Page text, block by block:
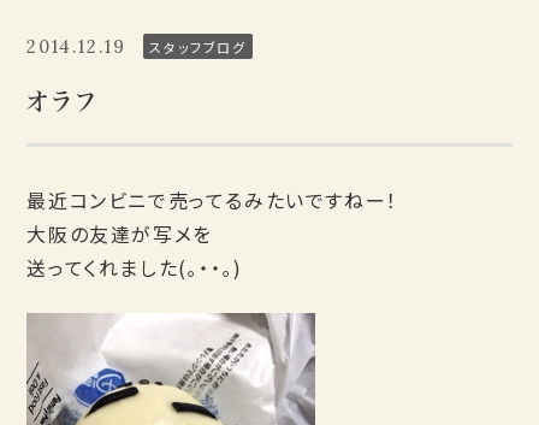
2014.12.19 スタッフブログ
オラフ
最近コンビニで売ってるみたいですねー！
大阪の友達が写メを
送ってくれました(｡・・｡)